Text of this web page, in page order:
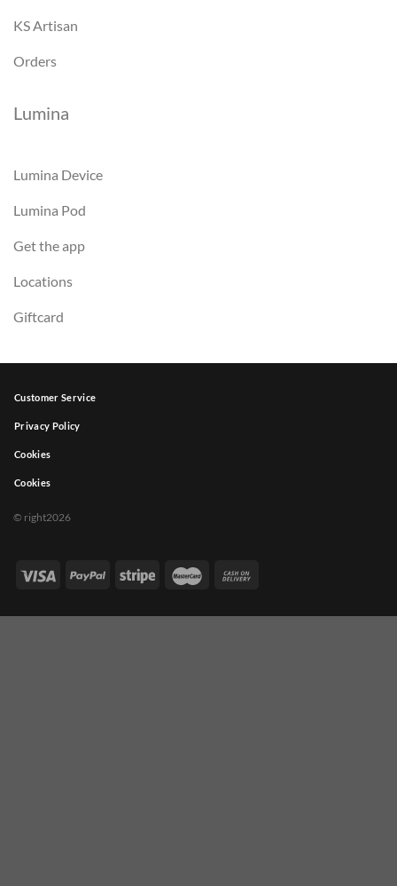
KS Artisan
Orders
Lumina
Lumina Device
Lumina Pod
Get the app
Locations
Giftcard
Customer Service
Privacy Policy
Cookies
Cookies
© right2026